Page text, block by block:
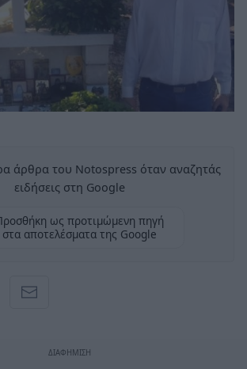
άρθρα του Notospress όταν αναζητάς
ειδήσεις στη Google
ως προτιμώμενη πηγή
στα αποτελέσματα της Google